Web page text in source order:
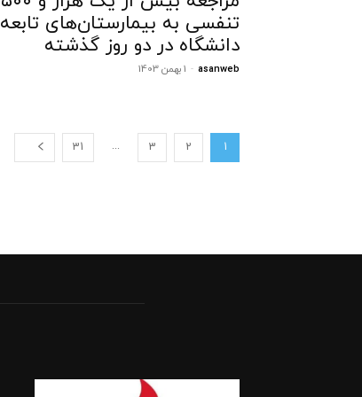
تنفسی به بیمارستان‌های تابعه
دانشگاه در دو روز گذشته
asanweb
- 1 بهمن 1403
1
2
3
...
31